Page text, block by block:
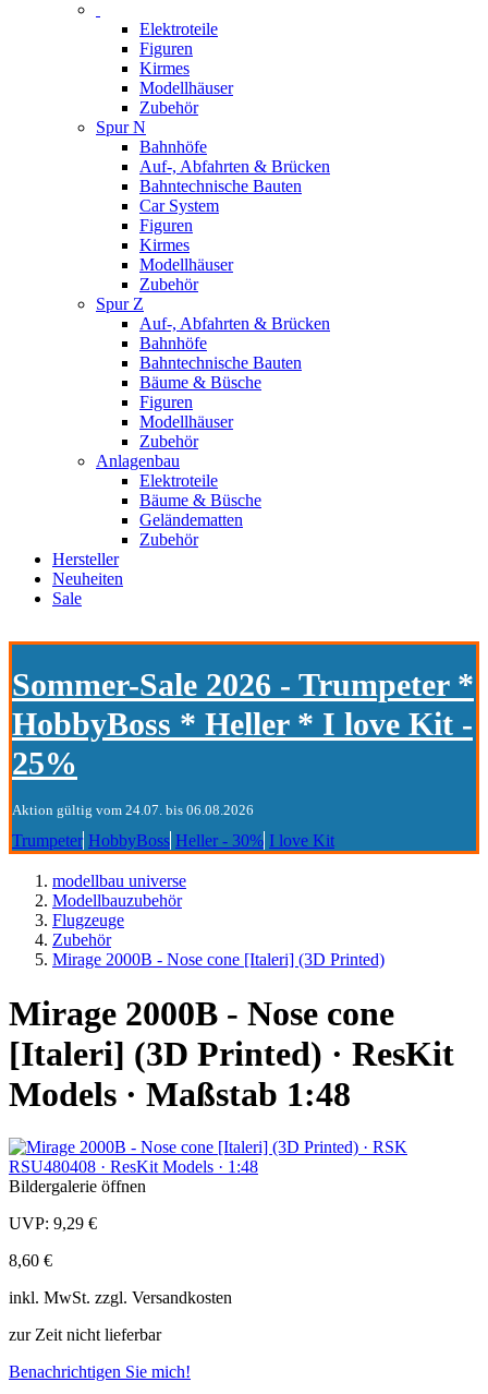
Elektroteile
Figuren
Kirmes
Modellhäuser
Zubehör
Spur N
Bahnhöfe
Auf-, Abfahrten & Brücken
Bahntechnische Bauten
Car System
Figuren
Kirmes
Modellhäuser
Zubehör
Spur Z
Auf-, Abfahrten & Brücken
Bahnhöfe
Bahntechnische Bauten
Bäume & Büsche
Figuren
Modellhäuser
Zubehör
Anlagenbau
Elektroteile
Bäume & Büsche
Geländematten
Zubehör
Hersteller
Neuheiten
Sale
Sommer-Sale 2026 - Trumpeter *
HobbyBoss * Heller * I love Kit -
25%
Aktion gültig vom 24.07. bis 06.08.2026
Trumpeter HobbyBoss Heller - 30% I love Kit
modellbau universe
Modellbauzubehör
Flugzeuge
Zubehör
Mirage 2000B - Nose cone [Italeri] (3D Printed)
Mirage 2000B - Nose cone
[Italeri] (3D Printed) · ResKit
Models · Maßstab 1:48
Bildergalerie öffnen
UVP: 9,29 €
8,60 €
inkl. MwSt. zzgl. Versandkosten
zur Zeit nicht lieferbar
Benachrichtigen Sie mich!